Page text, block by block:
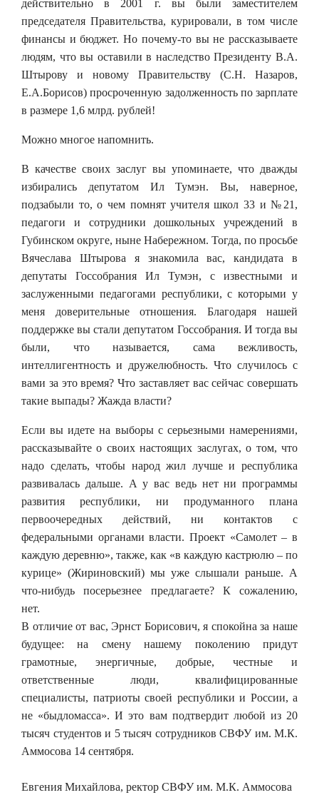
действительно в 2001 г. вы были заместителем
председателя Правительства, курировали, в том числе
финансы и бюджет. Но почему-то вы не рассказываете
людям, что вы оставили в наследство Президенту В.А.
Штырову и новому Правительству (С.Н. Назаров,
Е.А.Борисов) просроченную задолженность по зарплате
в размере 1,6 млрд. рублей!
Можно многое напомнить.
В качестве своих заслуг вы упоминаете, что дважды
избирались депутатом Ил Тумэн. Вы, наверное,
подзабыли то, о чем помнят учителя школ 33 и №21,
педагоги и сотрудники дошкольных учреждений в
Губинском округе, ныне Набережном. Тогда, по просьбе
Вячеслава Штырова я знакомила вас, кандидата в
депутаты Госсобрания Ил Тумэн, с известными и
заслуженными педагогами республики, с которыми у
меня доверительные отношения. Благодаря нашей
поддержке вы стали депутатом Госсобрания. И тогда вы
были, что называется, сама вежливость,
интеллигентность и дружелюбность. Что случилось с
вами за это время? Что заставляет вас сейчас совершать
такие выпады? Жажда власти?
Если вы идете на выборы с серьезными намерениями,
рассказывайте о своих настоящих заслугах, о том, что
надо сделать, чтобы народ жил лучше и республика
развивалась дальше. А у вас ведь нет ни программы
развития республики, ни продуманного плана
первоочередных действий, ни контактов с
федеральными органами власти. Проект «Самолет – в
каждую деревню», также, как «в каждую кастрюлю – по
курице» (Жириновский) мы уже слышали раньше. А
что-нибудь посерьезнее предлагаете? К сожалению,
нет.
В отличие от вас, Эрнст Борисович, я спокойна за наше
будущее: на смену нашему поколению придут
грамотные, энергичные, добрые, честные и
ответственные люди, квалифицированные
специалисты, патриоты своей республики и России, а
не «быдломасса». И это вам подтвердит любой из 20
тысяч студентов и 5 тысяч сотрудников СВФУ им. М.К.
Аммосова 14 сентября.
Евгения Михайлова, ректор СВФУ им. М.К. Аммосова